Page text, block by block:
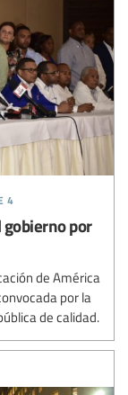
4
por
de América
por la
de calidad.